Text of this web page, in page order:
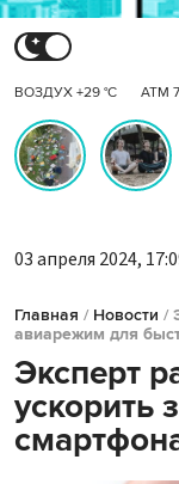
ВОЗДУХ +29 °C АТМ
03 апреля 2024,
Главная / Новости /
авиарежим для
Эксперт
ускорить